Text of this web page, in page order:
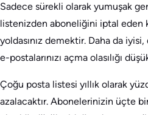
Sadece sürekli olarak yumuşak
listenizden aboneliğini iptal eden
yoldasınız demektir. Daha da
e-postalarınızı açma olasılığı
Çoğu posta listesi yıllık olarak
azalacaktır. Abonelerinizin üçte